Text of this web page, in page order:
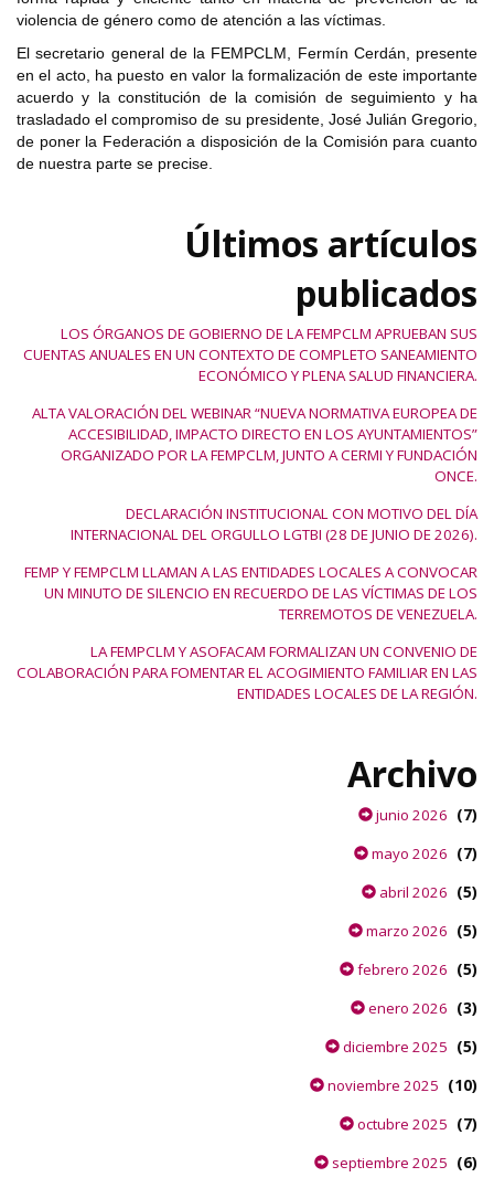
violencia de género como de atención a las víctimas.
El secretario general de la FEMPCLM, Fermín Cerdán, presente
en el acto, ha puesto en valor la formalización de este importante
acuerdo y la constitución de la comisión de seguimiento y ha
trasladado el compromiso de su presidente, José Julián Gregorio,
de poner la Federación a disposición de la Comisión para cuanto
de nuestra parte se precise.
Últimos artículos
publicados
LOS ÓRGANOS DE GOBIERNO DE LA FEMPCLM APRUEBAN SUS
CUENTAS ANUALES EN UN CONTEXTO DE COMPLETO SANEAMIENTO
ECONÓMICO Y PLENA SALUD FINANCIERA.
ALTA VALORACIÓN DEL WEBINAR “NUEVA NORMATIVA EUROPEA DE
ACCESIBILIDAD, IMPACTO DIRECTO EN LOS AYUNTAMIENTOS”
ORGANIZADO POR LA FEMPCLM, JUNTO A CERMI Y FUNDACIÓN
ONCE.
DECLARACIÓN INSTITUCIONAL CON MOTIVO DEL DÍA
INTERNACIONAL DEL ORGULLO LGTBI (28 DE JUNIO DE 2026).
FEMP Y FEMPCLM LLAMAN A LAS ENTIDADES LOCALES A CONVOCAR
UN MINUTO DE SILENCIO EN RECUERDO DE LAS VÍCTIMAS DE LOS
TERREMOTOS DE VENEZUELA.
LA FEMPCLM Y ASOFACAM FORMALIZAN UN CONVENIO DE
COLABORACIÓN PARA FOMENTAR EL ACOGIMIENTO FAMILIAR EN LAS
ENTIDADES LOCALES DE LA REGIÓN.
Archivo
junio 2026 (7)
mayo 2026 (7)
abril 2026 (5)
marzo 2026 (5)
febrero 2026 (5)
enero 2026 (3)
diciembre 2025 (5)
noviembre 2025 (10)
octubre 2025 (7)
septiembre 2025 (6)